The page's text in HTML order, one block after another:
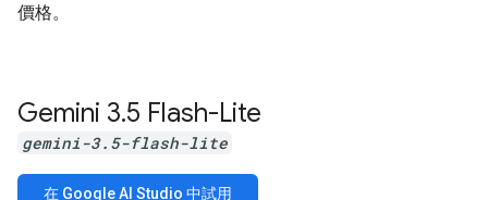
價格。
Gemini 3.5 Flash-Lite
gemini-3.5-flash-lite
在 Google AI Studio 中試用